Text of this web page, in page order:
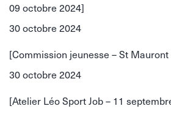
09 octobre 2024]
30 octobre 2024
[Commission jeunesse – St
30 octobre 2024
[Atelier Léo Sport Job – 11